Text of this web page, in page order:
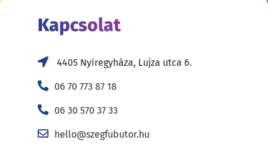
Kapcsolat
4405 Nyíregyháza, Lujza utca 6.
06 70 773 87 18
06 30 570 37 33
hello@szegfubutor.hu